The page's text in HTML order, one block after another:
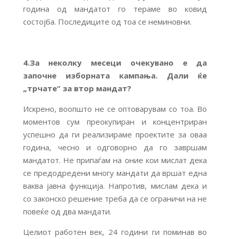
година од мандатот го тераме во ковид
состојба. Последиците од тоа се неминовни.
4.За неколку месеци очекувано е да
започне изборната кампања. Дали ќе
„трчате“ за втор мандат?
Искрено, воопшто не се оптоварувам со тоа. Во
моментов сум преокупиран и концентриран
успешно да ги реализираме проектите за оваа
година, чесно и одговорно да го завршам
мандатот. Не припаѓам на оние кои мислат дека
се предодредени многу мандати да вршат една
ваква јавна функција. Напротив, мислам дека и
со законско решение треба да се ограничи на не
повеќе од два мандати.
Целиот работен век, 24 години ги поминав во